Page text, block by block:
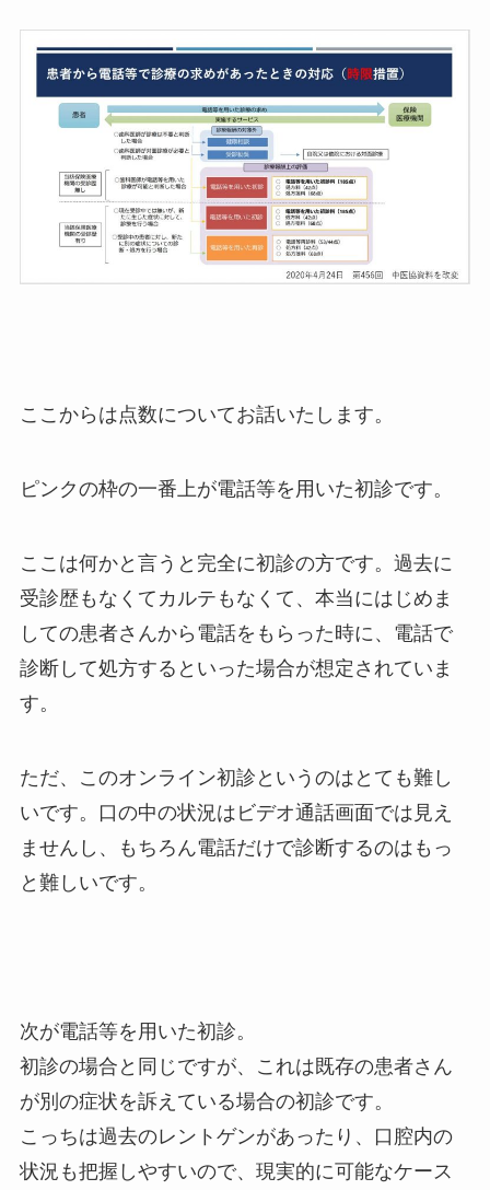
ここからは点数についてお話いたします。
ピンクの枠の一番上が電話等を用いた初診です。
ここは何かと言うと完全に初診の方です。過去に
受診歴もなくてカルテもなくて、本当にはじめま
しての患者さんから電話をもらった時に、電話で
診断して処方するといった場合が想定されていま
す。
ただ、このオンライン初診というのはとても難し
いです。口の中の状況はビデオ通話画面では見え
ませんし、もちろん電話だけで診断するのはもっ
と難しいです。
次が電話等を用いた初診。
初診の場合と同じですが、これは既存の患者さん
が別の症状を訴えている場合の初診です。
こっちは過去のレントゲンがあったり、口腔内の
状況も把握しやすいので、現実的に可能なケース